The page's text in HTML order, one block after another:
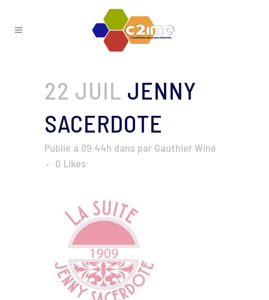
22 JUIL JENNY
SACERDOTE
Publié à 09:44h dans par Gauthier Winé
0 Likes